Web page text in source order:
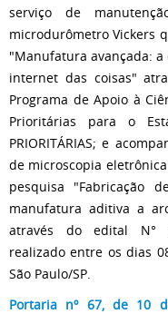
serviço de
microdurômetro Vickers
"Manufatura avançada:
internet das coisas"
Programa de Apoio à
Prioritárias para o
PRIORITÁRIAS; e
de microscopia
pesquisa "Fabricação
manufatura aditiva a
através do edital N°
realizado entre os dias
São Paulo/SP.
Portaria nº 67, de 10